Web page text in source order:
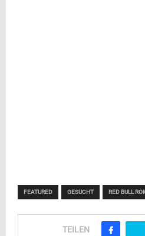
FEATURED GESUCHT RED BULL
TEILEN